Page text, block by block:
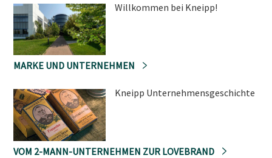
Willkommen bei Kneipp!
MARKE UND UNTERNEHMEN
Kneipp Unternehmensgeschichte
VOM 2-MANN-UNTERNEHMEN ZUR LOVEBRAND